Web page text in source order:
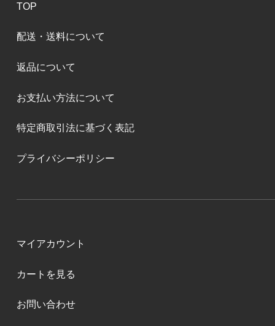
TOP
配送・送料について
返品について
お支払い方法について
特定商取引法に基づく表記
プライバシーポリシー
マイアカウント
カートを見る
お問い合わせ